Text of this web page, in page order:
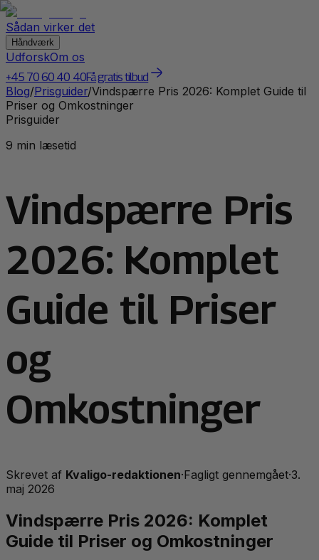
Sådan virker det
Håndværk
UdforskOm os
+45 70 60 40 40Få gratis tilbud
Blog/Prisguider/Vindspærre Pris 2026: Komplet Guide til
Priser og Omkostninger
Prisguider
9 min læsetid
Vindspærre Pris
2026: Komplet
Guide til Priser
og
Omkostninger
Skrevet af Kvaligo-redaktionen·Fagligt gennemgået·3.
maj 2026
Vindspærre Pris 2026: Komplet
Guide til Priser og Omkostninger